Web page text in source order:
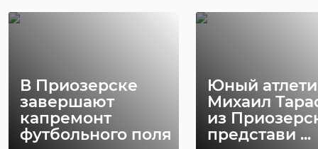
В Приозерске
завершают
капремонт
футбольного поля
Юный
Михаил
из
представи ...